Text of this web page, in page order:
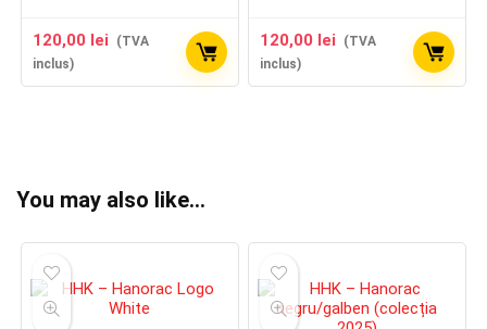
120,00 lei
(TVA
inclus)
120,00 lei
(TVA
inclus)
You may also like…